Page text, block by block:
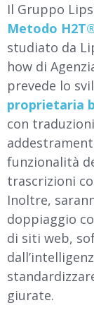
Il Gruppo
Metodo
studiato da
how di
prevede lo
proprietaria
con
funzionalità
trascrizioni
Inoltre,
doppiaggio
di siti web,
giurate.